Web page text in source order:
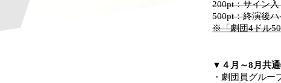
200pt：サイン
500pt：終演後
※「劇団4ドル
▼４月～8月共
・劇団員グル